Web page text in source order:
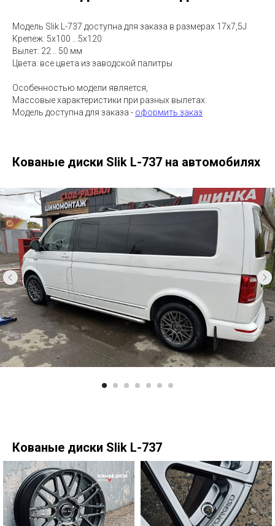
Модель Slik L-737 доступна для заказа в размерах 17x7,5J
Крепеж: 5х100 .. 5х120
Вылет: 22 .. 50 мм
Цвета: все цвета из заводской палитры
Особенностью модели является,
Массовые характеристики при разных вылетах:
Модель доступна для заказа - оформить заказ
Кованые диски Slik L-737 на автомобилях
Кованые диски Slik L-737